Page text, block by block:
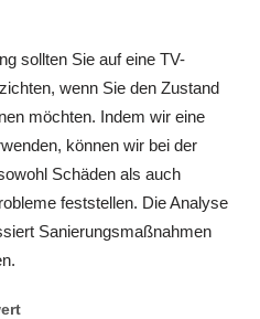
sollten Sie auf eine TV-
wenn Sie den Zustand
möchten. Indem wir eine
können wir bei der
Schäden als auch
feststellen. Die Analyse
Sanierungsmaßnahmen